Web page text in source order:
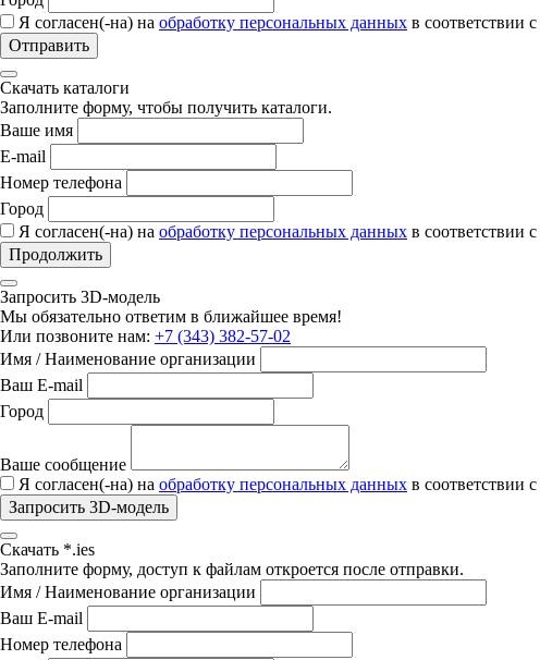
Я согласен(-на) на обработку персональных данных в соответствии с
Отправить
Скачать каталоги
Заполните форму, чтобы получить каталоги.
Ваше имя
E-mail
Номер телефона
Город
Я согласен(-на) на обработку персональных данных в соответствии с
Продолжить
Запросить 3D-модель
Мы обязательно ответим в ближайшее время!
Или позвоните нам: +7 (343) 382-57-02
Имя / Наименование организации
Ваш E-mail
Город
Ваше сообщение
Я согласен(-на) на обработку персональных данных в соответствии с
Запросить 3D-модель
Скачать *.ies
Заполните форму, доступ к файлам откроется после отправки.
Имя / Наименование организации
Ваш E-mail
Номер телефона